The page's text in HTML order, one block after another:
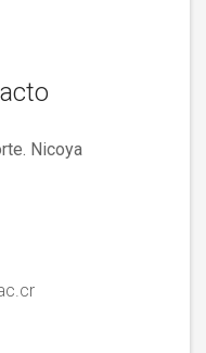
Nicoya